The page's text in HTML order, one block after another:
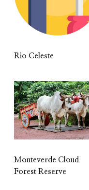
Rio Celeste
Monteverde Cloud
Forest Reserve